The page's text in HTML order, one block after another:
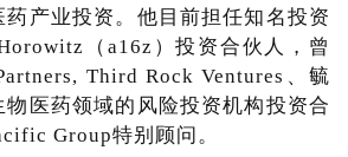
产业投资。他目前担任知名投资
（a16z）投资合伙人，曾
Third Rock Ventures、毓
医药领域的风险投资机构投资合
Group特别顾问。